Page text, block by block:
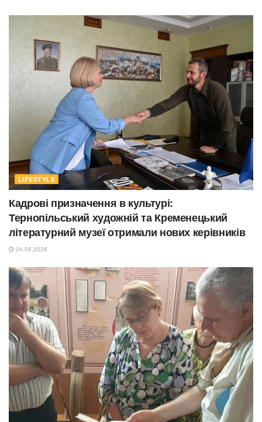
LIFESTYLE
Кадрові призначення в культурі:
Тернопільський художній та Кременецький
літературний музеї отримали нових керівників
04.08.2026